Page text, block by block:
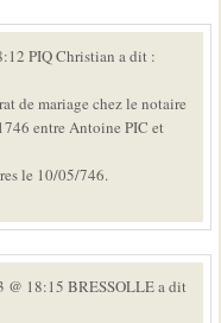
PIQ Christian a dit :
de mariage chez le notaire
entre Antoine PIC et
le 10/05/746.
@ 18:15 BRESSOLLE a dit